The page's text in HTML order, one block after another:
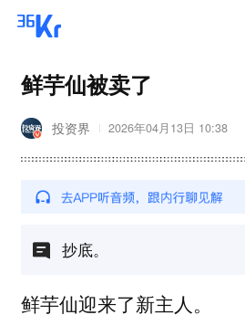
鲜芋仙被卖了
投资界 2026年04月13日 10:38
抄底。
鲜芋仙迎来了新主人。